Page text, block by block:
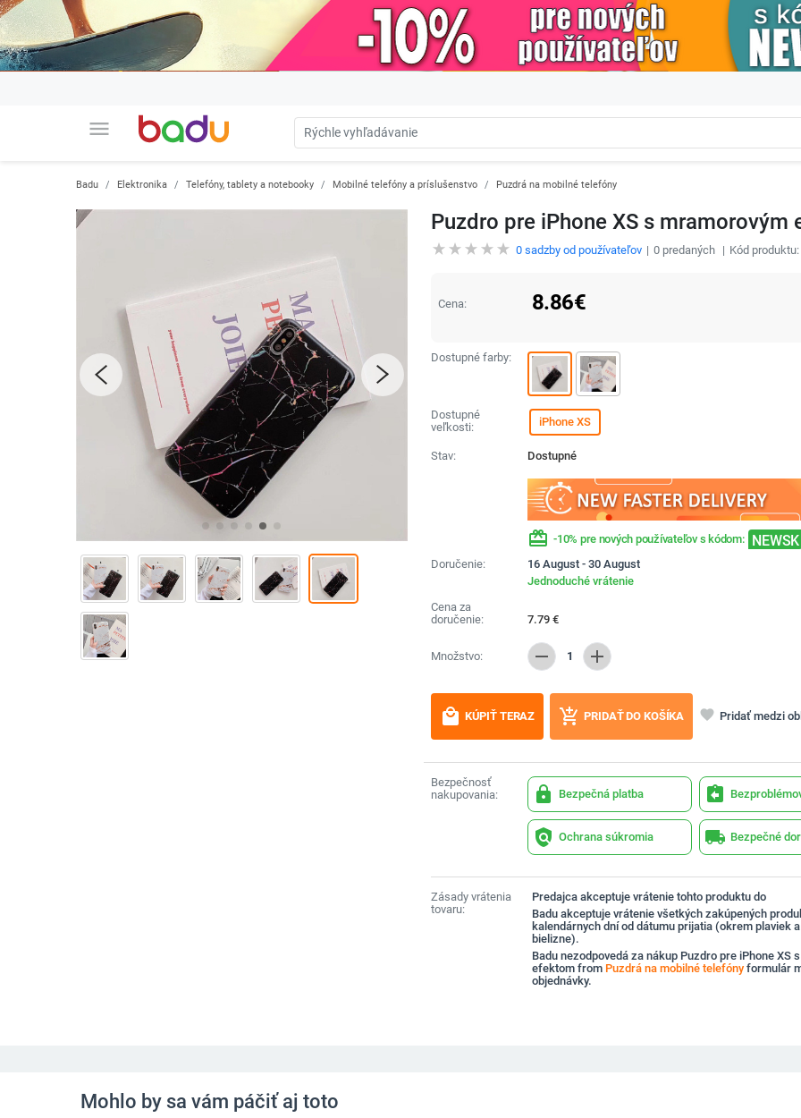
menu
Badu Elektronika Telefóny, tablety a notebooky Mobilné telefóny a príslušenstvo Puzdrá na mobilné telefóny
Puzdro pre iPhone XS s mramorovým
0sadzby od používateľov 0predaných Kód produktu:
Cena: 8.86€
Dostupné farby:
Dostupné
veľkosti:
iPhone XS
Stav: Dostupné
redeem -10% pre nových používateľov s kódom: NEWSK
Doručenie:
16 August - 30 August
Jednoduché vrátenie
Cena za
doručenie:
7.79€
Množstvo: remove 1 add
local_mall KÚPIŤ TERAZ add_shopping_cart PRIDAŤ DO KOŠÍKA favorite Pridať medzi
Bezpečnosť
nakupovania:
lock Bezpečná platba assignment_return
policy Ochrana súkromia local_shipping Bezpečné
Zásady vrátenia
tovaru:
Predajca akceptuje vrátenie tohto produktu do
Badu akceptuje vrátenie všetkých zakúpených
kalendárnych dní od dátumu prijatia (okrem plaviek
bielizne).
Badu nezodpovedá za nákup Puzdro pre iPhone XS
efektom from Puzdrá na mobilné telefónyformulár
objednávky.
Mohlo by sa vám páčiť aj toto